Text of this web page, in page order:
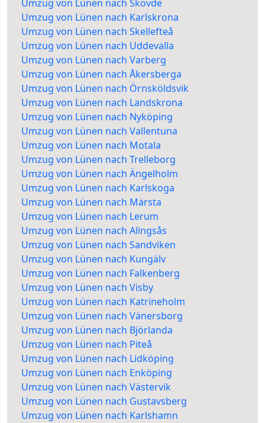
Umzug von Lünen nach Skövde
Umzug von Lünen nach Karlskrona
Umzug von Lünen nach Skellefteå
Umzug von Lünen nach Uddevalla
Umzug von Lünen nach Varberg
Umzug von Lünen nach Åkersberga
Umzug von Lünen nach Örnsköldsvik
Umzug von Lünen nach Landskrona
Umzug von Lünen nach Nyköping
Umzug von Lünen nach Vallentuna
Umzug von Lünen nach Motala
Umzug von Lünen nach Trelleborg
Umzug von Lünen nach Ängelholm
Umzug von Lünen nach Karlskoga
Umzug von Lünen nach Märsta
Umzug von Lünen nach Lerum
Umzug von Lünen nach Alingsås
Umzug von Lünen nach Sandviken
Umzug von Lünen nach Kungälv
Umzug von Lünen nach Falkenberg
Umzug von Lünen nach Visby
Umzug von Lünen nach Katrineholm
Umzug von Lünen nach Vänersborg
Umzug von Lünen nach Björlanda
Umzug von Lünen nach Piteå
Umzug von Lünen nach Lidköping
Umzug von Lünen nach Enköping
Umzug von Lünen nach Västervik
Umzug von Lünen nach Gustavsberg
Umzug von Lünen nach Karlshamn